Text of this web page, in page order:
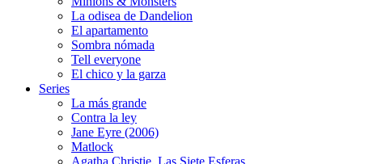
La odisea de Dandelion
El apartamento
Sombra nómada
Tell everyone
El chico y la garza
Series
La más grande
Contra la ley
Jane Eyre (2006)
Matlock